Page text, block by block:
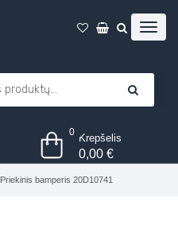
0 Krepšelis
0,00€
Priekinis bamperis 20D10741